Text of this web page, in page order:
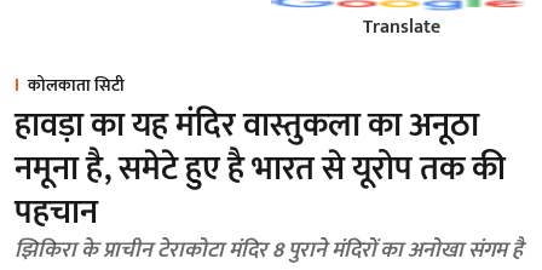
Translate
कोलकाता सिटी
हावड़ा का यह मंदिर वास्तुकला का अनूठा
नमूना है, समेटे हुए है भारत से यूरोप तक की
पहचान
झिकिरा के प्राचीन टेराकोटा मंदिर 8 पुराने मंदिरों का अनोखा संगम है